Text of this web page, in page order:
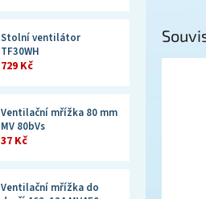
Stolní ventilátor
TF30WH
729 Kč
Ventilační mřížka 80 mm
MV 80bVs
37 Kč
Ventilační mřížka do